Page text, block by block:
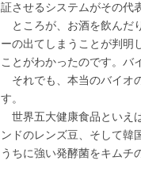
証させるシステムがその代
ところが、お酒を飲んだ
ーの出てしまうことが判明
ことがわかったのです。バ
それでも、本当のバイオ
す。
世界五大健康食品といえ
ンドのレンズ豆、そして韓
うちに強い発酵菌をキム